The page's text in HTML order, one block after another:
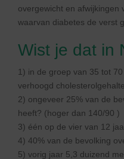
overgewicht en afwijkingen
waarvan diabetes de verst
Wist je dat in
1) in de groep van 35 tot
verhoogd
2) ongeveer 25% van de
heeft? (hoger dan 140/90 )
3) één op de vier van 12
4) 40% van de bevolking
5) vorig jaar 5,3 duizend